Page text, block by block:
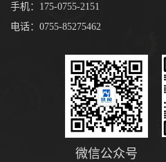
手机：175-0755-2151
电话：0755-85275462
微信公众号